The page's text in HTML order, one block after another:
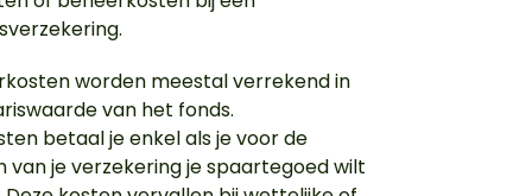
worden meestal verrekend in
van het fonds.
betaal je enkel als je voor de
van je verzekering je spaartegoed wilt